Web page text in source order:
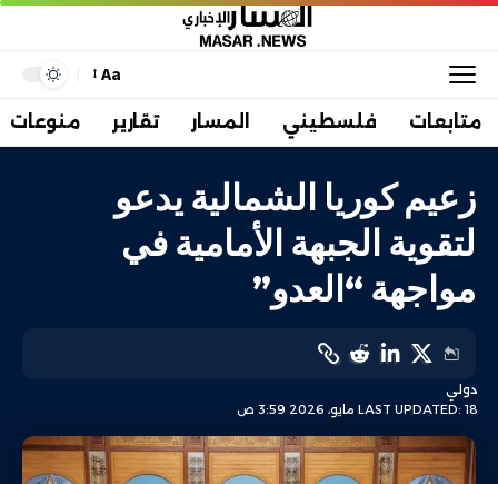
Aa
متابعات فلسطيني المسار تقارير منوعات
زعيم كوريا الشمالية يدعو
لتقوية الجبهة الأمامية في
مواجهة “العدو”
LAST UPDATED: 18 مايو، 2026 3:59 ص
دولي